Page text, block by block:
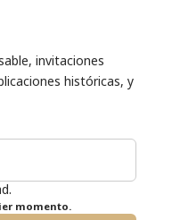
invitaciones
históricas, y
momento.